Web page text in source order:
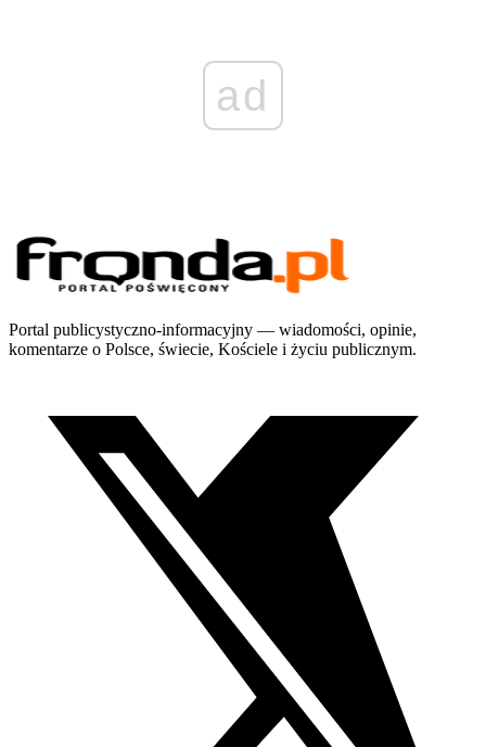
ad
Portal publicystyczno-informacyjny — wiadomości, opinie,
komentarze o Polsce, świecie, Kościele i życiu publicznym.